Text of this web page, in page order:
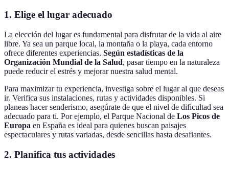
1. Elige el lugar adecuado
La elección del lugar es fundamental para disfrutar de la vida al aire
libre. Ya sea un parque local, la montaña o la playa, cada entorno
ofrece diferentes experiencias. Según estadísticas de la
Organización Mundial de la Salud, pasar tiempo en la naturaleza
puede reducir el estrés y mejorar nuestra salud mental.
Para maximizar tu experiencia, investiga sobre el lugar al que deseas
ir. Verifica sus instalaciones, rutas y actividades disponibles. Si
planeas hacer senderismo, asegúrate de que el nivel de dificultad sea
adecuado para ti. Por ejemplo, el Parque Nacional de Los Picos de
Europa en España es ideal para quienes buscan paisajes
espectaculares y rutas variadas, desde sencillas hasta desafiantes.
2. Planifica tus actividades